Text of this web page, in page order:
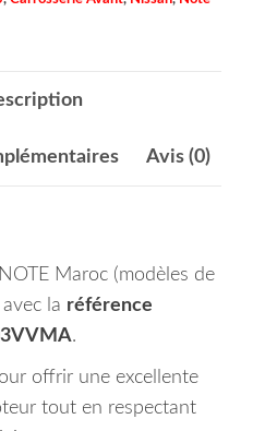
Avis (0)
Maroc (modèles de
la référence
.
offrir une excellente
tout en respectant